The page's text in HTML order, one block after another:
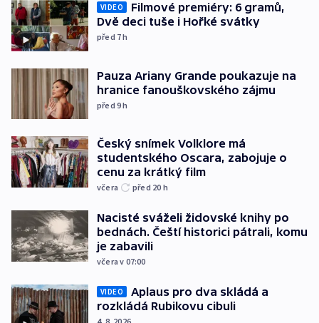
VIDEO
Filmové premiéry: 6 gramů,
Dvě deci tuše i Hořké svátky
před 7h
Pauza Ariany Grande poukazuje na
hranice fanouškovského zájmu
před 9h
Český snímek Volklore má
studentského Oscara, zabojuje o
cenu za krátký film
včera před 20 h
Nacisté sváželi židovské knihy po
bednách. Čeští historici pátrali, komu
je zabavili
včera v 07:00
VIDEO
Aplaus pro dva skládá a
rozkládá Rubikovu cibuli